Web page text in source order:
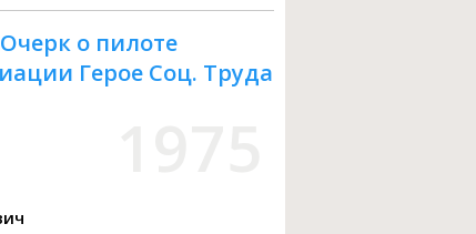
о пилоте
Герое Соц. Труда